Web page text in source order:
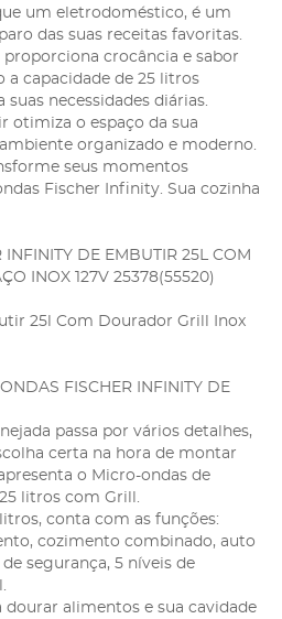
um eletrodoméstico, é um
das suas receitas favoritas.
crocância e sabor
a capacidade de 25 litros
suas necessidades diárias.
otimiza o espaço da sua
organizado e moderno.
seus momentos
Fischer Infinity. Sua cozinha
INFINITY DE EMBUTIR 25L COM
INOX 127V 25378(55520)
25l Com Dourador Grill Inox
FISCHER INFINITY DE
passa por vários detalhes,
certa na hora de montar
o Micro-ondas de
litros com Grill.
conta com as funções:
cozimento combinado, auto
segurança, 5 níveis de
alimentos e sua cavidade